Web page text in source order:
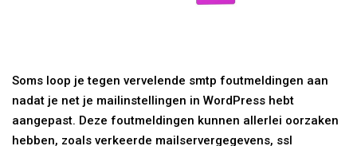
Soms loop je tegen vervelende smtp foutmeldingen aan
nadat je net je mailinstellingen in WordPress hebt
aangepast. Deze foutmeldingen kunnen allerlei oorzaken
hebben, zoals verkeerde mailservergegevens, ssl